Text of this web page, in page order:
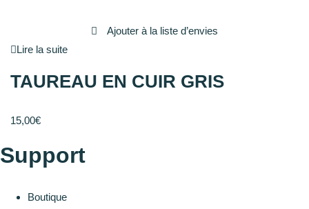
Ajouter à la liste d’envies
Lire la suite
TAUREAU EN CUIR GRIS
15,00€
Support
Boutique